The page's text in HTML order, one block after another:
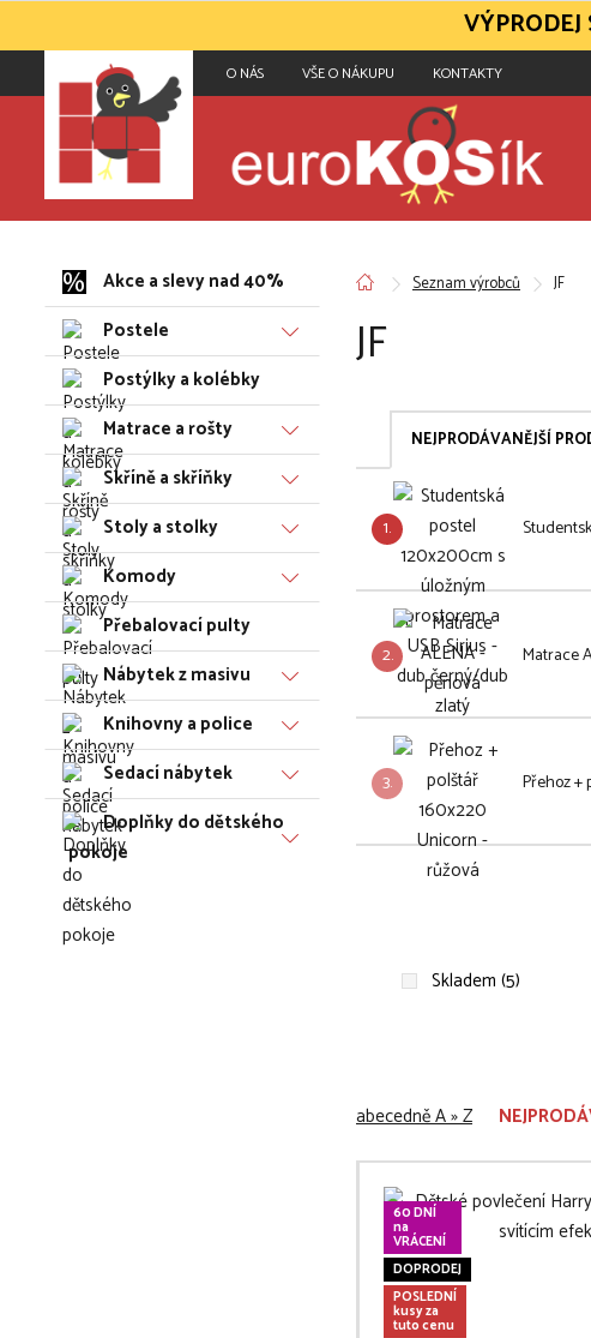
O NÁS VŠE O NÁKUPU KONTAKTY
Akce a slevy nad 40%
Postele
Postýlky a kolébky
Matrace a rošty
Skříně a skříňky
Stoly a stolky
Komody
Přebalovací pulty
Nábytek z masivu
Knihovny a police
Sedací nábytek
Doplňky do dětského
pokoje
Seznam výrobců JF
JF
NEJPRODÁVANĚJŠÍ
1.
2. Matrace
3. Přehoz +
Skladem (5)
abecedně A » Z
60 DNÍ
na
VRÁCENÍ
DOPRODEJ
POSLEDNÍ
kusy za
tuto cenu